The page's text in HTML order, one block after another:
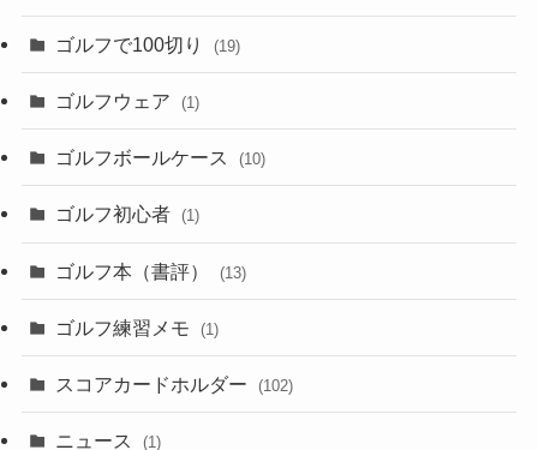
ゴルフで100切り (19)
ゴルフウェア (1)
ゴルフボールケース (10)
ゴルフ初心者 (1)
ゴルフ本（書評） (13)
ゴルフ練習メモ (1)
スコアカードホルダー (102)
ニュース (1)